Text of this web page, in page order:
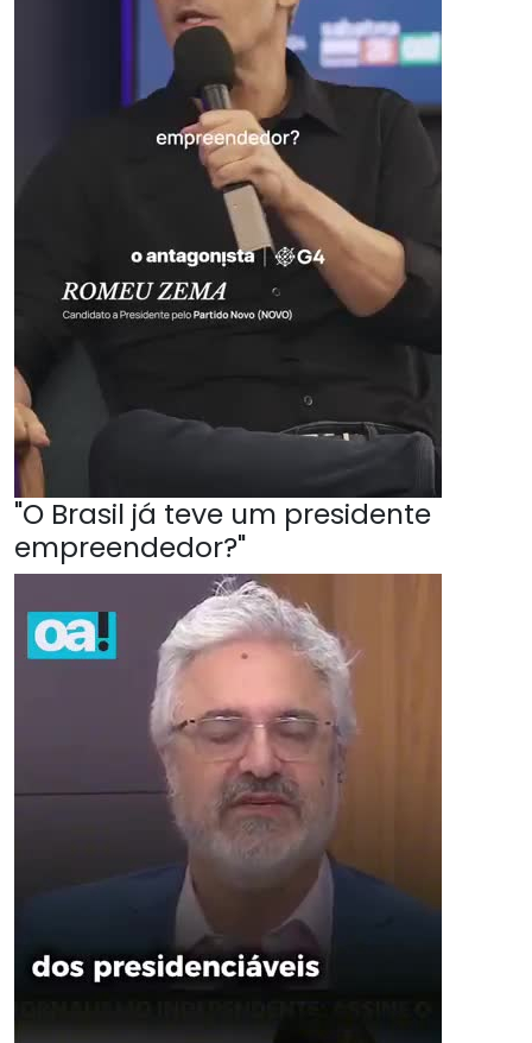
"O Brasil já teve um presidente
empreendedor?"